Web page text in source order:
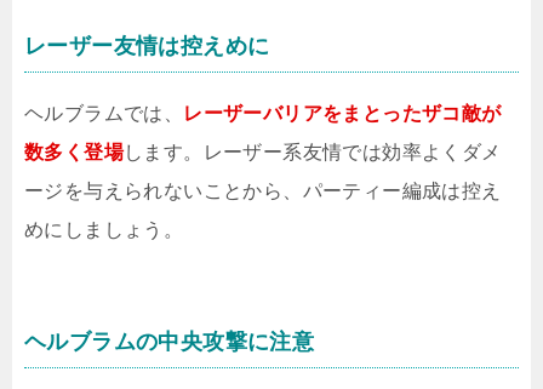
レーザー友情は控えめに
ヘルブラムでは、
レーザーバリアをまとったザコ敵が
数多く登場します。レーザー系友情では効率よくダメ
ージを与えられないことから、パーティー編成は控え
めにしましょう。
ヘルブラムの中央攻撃に注意